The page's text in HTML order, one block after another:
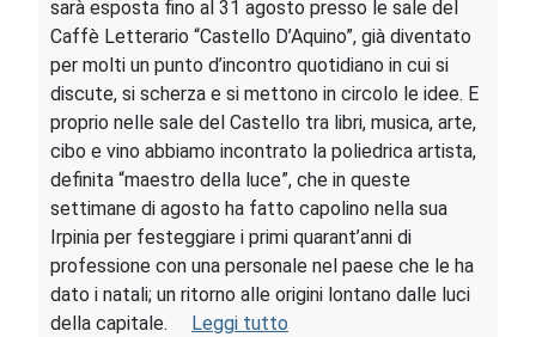
sarà esposta fino al 31 agosto presso le sale del
Caffè Letterario “Castello D’Aquino”, già diventato
per molti un punto d’incontro quotidiano in cui si
discute, si scherza e si mettono in circolo le idee. E
proprio nelle sale del Castello tra libri, musica, arte,
cibo e vino abbiamo incontrato la poliedrica artista,
definita “maestro della luce”, che in queste
settimane di agosto ha fatto capolino nella sua
Irpinia per festeggiare i primi quarant’anni di
professione con una personale nel paese che le ha
dato i natali; un ritorno alle origini lontano dalle luci
della capitale. Leggi tutto